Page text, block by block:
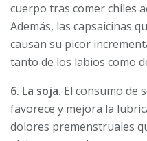
cuerpo tras comer chiles
Además, las capsaicinas
causan su picor
tanto de los labios como
6. La soja. El consumo de
favorece y mejora la
dolores premenstruales